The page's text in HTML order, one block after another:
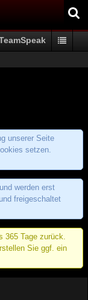
unserer Seite
setzen.
werden erst
freigeschaltet
365 Tage zurück.
Sie ggf. ein